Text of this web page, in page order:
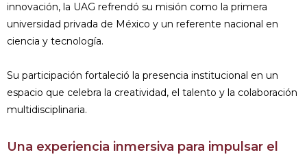
innovación, la UAG refrendó su misión como la primera
universidad privada de México y un referente nacional en
ciencia y tecnología.
Su participación fortaleció la presencia institucional en un
espacio que celebra la creatividad, el talento y la colaboración
multidisciplinaria.
Una experiencia inmersiva para impulsar el